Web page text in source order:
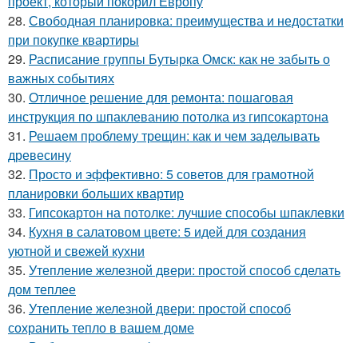
28. Свободная планировка: преимущества и недостатки
при покупке квартиры
29. Расписание группы Бутырка Омск: как не забыть о
важных событиях
30. Отличное решение для ремонта: пошаговая
инструкция по шпаклеванию потолка из гипсокартона
31. Решаем проблему трещин: как и чем заделывать
древесину
32. Просто и эффективно: 5 советов для грамотной
планировки больших квартир
33. Гипсокартон на потолке: лучшие способы шпаклевки
34. Кухня в салатовом цвете: 5 идей для создания
уютной и свежей кухни
35. Утепление железной двери: простой способ сделать
дом теплее
36. Утепление железной двери: простой способ
сохранить тепло в вашем доме